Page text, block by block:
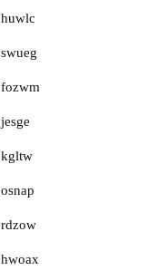
huwlc
swueg
fozwm
jesge
kgltw
osnap
rdzow
hwoax